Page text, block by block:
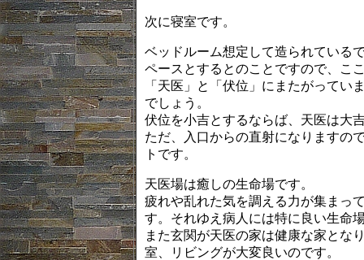
次に寝室です。
ベッドルーム想定して造られている
ペースとするとのことですので、こ
「天医」と「伏位」にまたがってい
でしょう。
伏位を小吉とするならば、天医は大
ただ、入口からの直射になりますの
トです。
天医場は癒しの生命場です。
疲れや乱れた気を調える力が集まっ
す。それゆえ病人には特に良い生命
また玄関が天医の家は健康な家とな
室、リビングが大変良いのです。